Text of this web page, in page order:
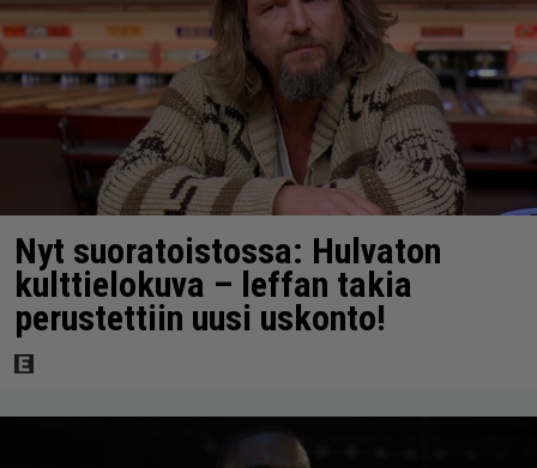
Nyt suoratoistossa: Hulvaton
kulttielokuva – leffan takia
perustettiin uusi uskonto!